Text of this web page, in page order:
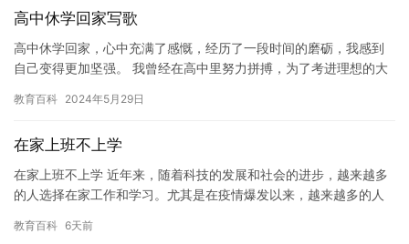
高中休学回家写歌
高中休学回家，心中充满了感慨，经历了一段时间的磨砺，我感到
自己变得更加坚强。 我曾经在高中里努力拼搏，为了考进理想的大
灵受…
教育百科 2024年5月29日
在家上班不上学
在家上班不上学 近年来，随着科技的发展和社会的进步，越来越多
的人选择在家工作和学习。尤其是在疫情爆发以来，越来越多的人
学…
教育百科 6天前